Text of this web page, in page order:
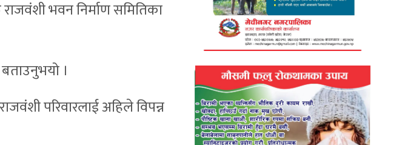
भवन निर्माण समितिका
।
परिवारलाई अहिले विपन्न